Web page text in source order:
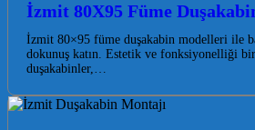
İzmit 80X95 Füme
İzmit 80×95 füme duşakabin modelleri ile
dokunuş katın. Estetik ve fonksiyonelliği
duşakabinler,…